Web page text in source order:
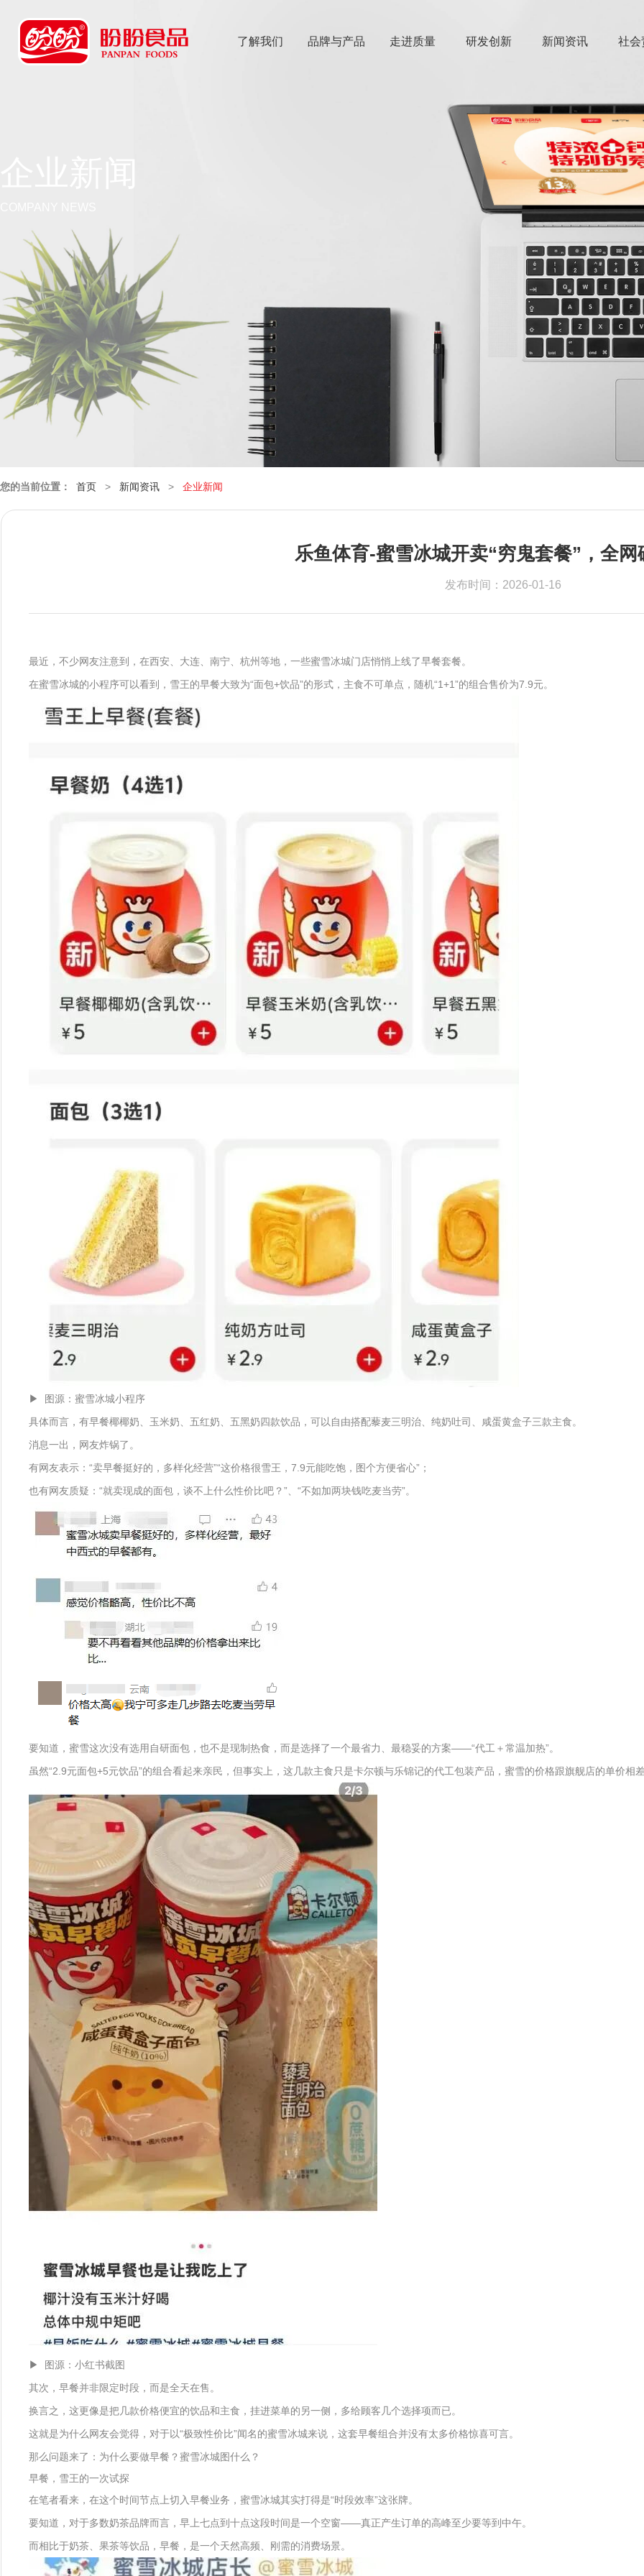
了解我们 品牌与产品 走进质量 研发创新 新闻资讯 社会
您的当前位置： 首页 > 新闻资讯 > 企业新闻
乐鱼体育-蜜雪冰城开卖“穷鬼套餐”，全网
发布时间：2026-01-16
最近，不少网友注意到，在西安、大连、南宁、杭州等地，一些蜜雪冰城门店悄悄上线了早餐套餐。
在蜜雪冰城的小程序可以看到，雪王的早餐大致为“面包+饮品”的形式，主食不可单点，随机“1+1”的组合售价为7.9元。
▶ 图源：蜜雪冰城小程序
具体而言，有早餐椰椰奶、玉米奶、五红奶、五黑奶四款饮品，可以自由搭配藜麦三明治、纯奶吐司、咸蛋黄盒子三款主食。
消息一出，网友炸锅了。
有网友表示：“卖早餐挺好的，多样化经营”“这价格很雪王，7.9元能吃饱，图个方便省心”；
也有网友质疑：“就卖现成的面包，谈不上什么性价比吧？”、“不如加两块钱吃麦当劳”。
要知道，蜜雪这次没有选用自研面包，也不是现制热食，而是选择了一个最省力、最稳妥的方案——“代工＋常温加热”。
虽然“2.9元面包+5元饮品”的组合看起来亲民，但事实上，这几款主食只是卡尔顿与乐锦记的代工包装产品，蜜雪的价格跟旗舰店的单价相
▶ 图源：小红书截图
其次，早餐并非限定时段，而是全天在售。
换言之，这更像是把几款价格便宜的饮品和主食，挂进菜单的另一侧，多给顾客几个选择项而已。
这就是为什么网友会觉得，对于以“极致性价比”闻名的蜜雪冰城来说，这套早餐组合并没有太多价格惊喜可言。
那么问题来了：为什么要做早餐？蜜雪冰城图什么？
早餐，雪王的一次试探
在笔者看来，在这个时间节点上切入早餐业务，蜜雪冰城其实打得是“时段效率”这张牌。
要知道，对于多数奶茶品牌而言，早上七点到十点这段时间是一个空窗——真正产生订单的高峰至少要等到中午。
而相比于奶茶、果茶等饮品，早餐，是一个天然高频、刚需的消费场景。